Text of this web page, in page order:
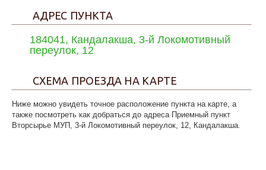
АДРЕС ПУНКТА
184041, Кандалакша, 3-й Локомотивный
переулок, 12
СХЕМА ПРОЕЗДА НА КАРТЕ
Ниже можно увидеть точное расположение пункта на карте, а
также посмотреть как добраться до адреса Приемный пункт
Вторсырье МУП, 3-й Локомотивный переулок, 12, Кандалакша.